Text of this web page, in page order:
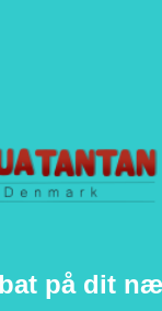
på dit